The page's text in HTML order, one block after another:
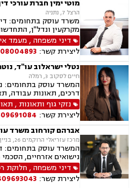
מוטי ימין חברת עורכי
הרצל 7, נתניה
משרד עוסק בתחומים:
מקרקעין ונדל"ן,
אזרחית-מסחרית,
דיני חברות, ירושות
גישור.
דיני משפחה , מעמד
ליצירת קשר:
נטלי ישראלוב עו"ד,
חיים לסקוב 3, רמלה
המשרד עוסק בתחומים:
דרכים, תאונות עבודה,
רשלנות, תאונות
רשלנות רפואית הריון
כוח מתמשך, ביטוח
הנפש,
נזקי גוף ותאונות ,
ליצירת קשר:
אברהם קורחוב משרד
מרכז עזריאלי הרוקמים 26, בניין B קומה 1, חולון
המשרד עוסק בתחומים:
נישואים אזרחיים,
וצוואות, גירושין, זמני
גישור ובוררות, גישור
הורי, כתובה, אבהות,
דיני משפחה , חלוקת
ליצירת קשר: